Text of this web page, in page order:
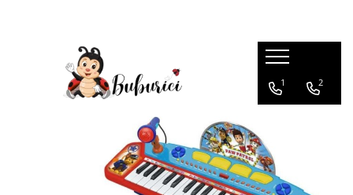
1 2